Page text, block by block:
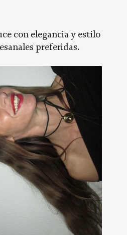
con elegancia y estilo
preferidas.